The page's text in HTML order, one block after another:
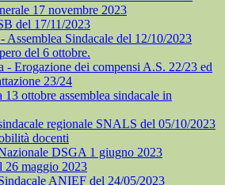
17 novembre 2023
del 17/11/2023
Assemblea Sindacale del 12/10/2023
del 6 ottobre.
- Erogazione dei compensi A.S. 22/23 ed
23/24
ottobre assemblea sindacale in
regionale SNALS del 05/10/2023
docenti
DSGA 1 giugno 2023
26 maggio 2023
ANIEF del 24/05/2023